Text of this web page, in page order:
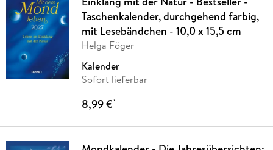
Taschenkalender, durchgehend farbig,
mit Lesebändchen - 10,0 x 15,5 cm
Helga Föger
Kalender
Sofort lieferbar
8,99 €*